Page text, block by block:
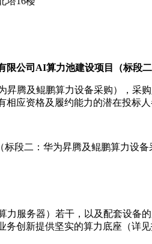
限公司AI算力池建设项目（标段
腾及鲲鹏算力设备采购），采
应资格及履约能力的潜在投标人
段二：华为昇腾及鲲鹏算力设备
服务器）若干，以及配套设备
创新提供坚实的算力底座（详见